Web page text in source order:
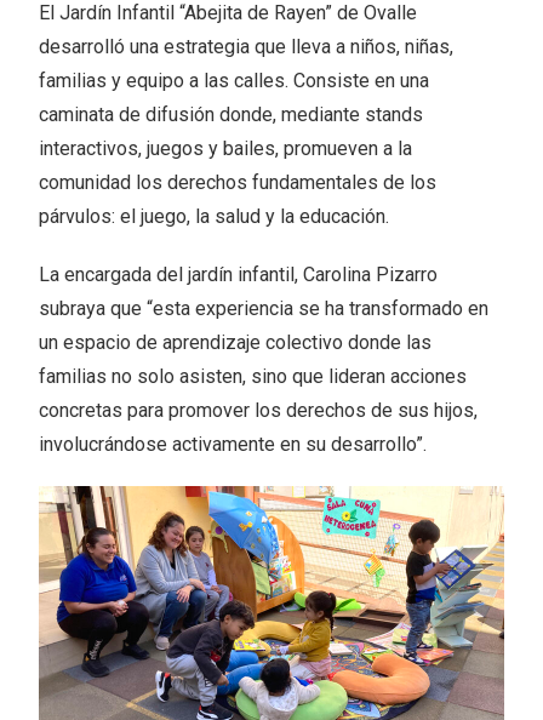
El Jardín Infantil “Abejita de Rayen” de Ovalle
desarrolló una estrategia que lleva a niños, niñas,
familias y equipo a las calles. Consiste en una
caminata de difusión donde, mediante stands
interactivos, juegos y bailes, promueven a la
comunidad los derechos fundamentales de los
párvulos: el juego, la salud y la educación.
La encargada del jardín infantil, Carolina Pizarro
subraya que “esta experiencia se ha transformado en
un espacio de aprendizaje colectivo donde las
familias no solo asisten, sino que lideran acciones
concretas para promover los derechos de sus hijos,
involucrándose activamente en su desarrollo”.